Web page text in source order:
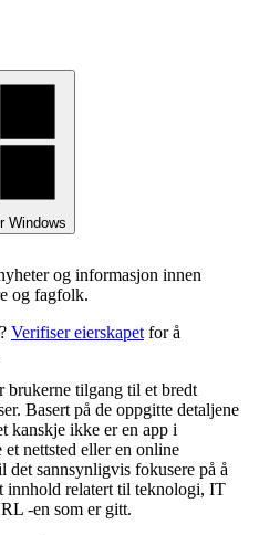
Windows
og informasjon innen
og fagfolk.
Verifiser eierskapet for å
brukerne tilgang til et bredt
Basert på de oppgitte detaljene
kanskje ikke er en app i
nettsted eller en online
sannsynligvis fokusere på å
innhold relatert til teknologi, IT
-en som er gitt.